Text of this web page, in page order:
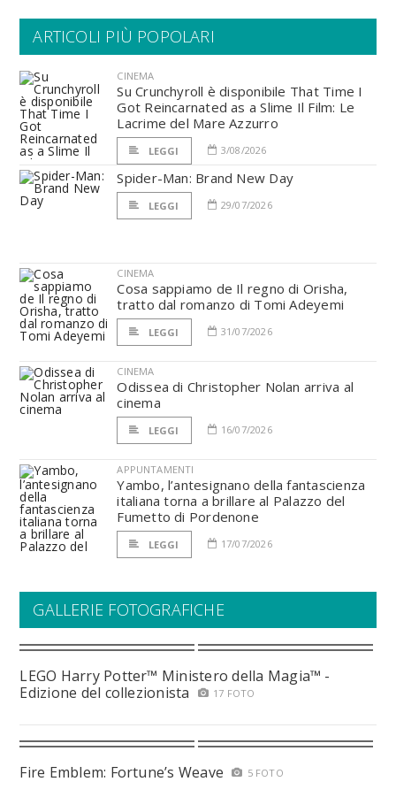
ARTICOLI PIÙ POPOLARI
CINEMA
Su Crunchyroll è disponibile That Time I
Got Reincarnated as a Slime Il Film: Le
Lacrime del Mare Azzurro
LEGGI 3/08/2026
Spider-Man: Brand New Day
LEGGI 29/07/2026
CINEMA
Cosa sappiamo de Il regno di Orisha,
tratto dal romanzo di Tomi Adeyemi
LEGGI 31/07/2026
CINEMA
Odissea di Christopher Nolan arriva al
cinema
LEGGI 16/07/2026
APPUNTAMENTI
Yambo, l’antesignano della fantascienza
italiana torna a brillare al Palazzo del
Fumetto di Pordenone
LEGGI 17/07/2026
GALLERIE FOTOGRAFICHE
LEGO Harry Potter™ Ministero della Magia™ -
Edizione del collezionista
17 FOTO
Fire Emblem: Fortune’s Weave 5 FOTO